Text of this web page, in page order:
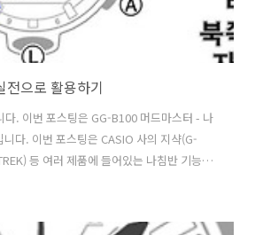
으로 활용하기
다. 이번 포스팅은 GG-B100 머드마스터 - 나
다. 이번 포스팅은 CASIO 사의 지샥(G-
등 여러 제품에 들어있는 나침반 기능의
니다. 차후에 각 센서 (트윈 센서, 트리플 센
서상 GG-B100 의 포스팅부터 마무리하고 이